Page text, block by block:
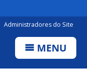
Administradores do Site
MENU